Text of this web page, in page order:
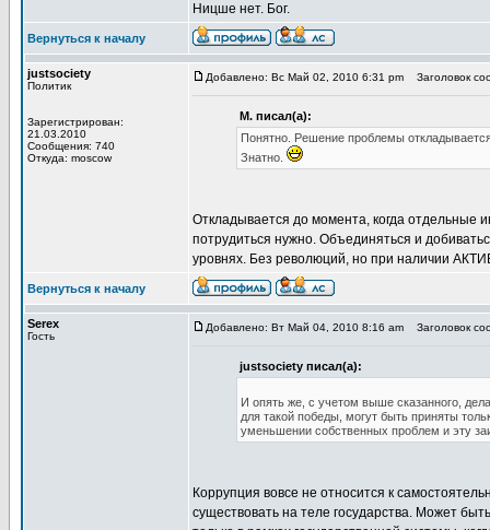
Ницше нет. Бог.
Вернуться к началу
justsociety
Политик
Зарегистрирован:
21.03.2010
Сообщения: 740
Откуда: moscow
Добавлено: Вс Май 02, 2010 6:31 pm Заголовок
М. писал(а):
Понятно. Решение проблемы
Знатно.
Откладывается до момента, когда отдельные
потрудиться нужно. Объединяться и
уровнях. Без революций, но при наличии
Вернуться к началу
Serex
Гость
Добавлено: Вт Май 04, 2010 8:16 am Заголовок
justsociety писал(а):
И опять же, с учетом выше сказанного,
для такой победы, могут быть приняты
уменьшении собственных проблем и эту
Коррупция вовсе не относится к
существовать на теле государства. Может